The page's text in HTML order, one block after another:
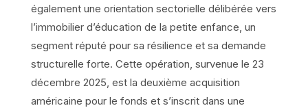
également une orientation sectorielle délibérée vers
l’immobilier d’éducation de la petite enfance, un
segment réputé pour sa résilience et sa demande
structurelle forte. Cette opération, survenue le 23
décembre 2025, est la deuxième acquisition
américaine pour le fonds et s’inscrit dans une